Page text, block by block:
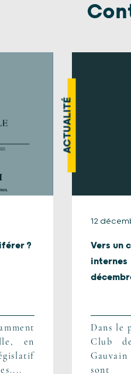
?
en
ACTUALITÉ
12
Vers un
Dans le
Club
sont